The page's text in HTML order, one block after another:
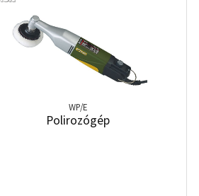
WP/E
Polirozógép